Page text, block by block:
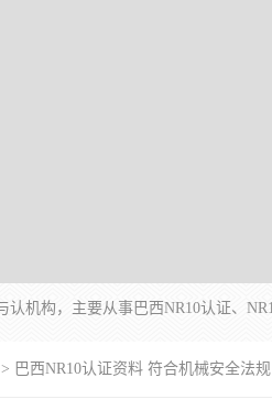
> 巴西NR10认证资料 符合机械安全法规